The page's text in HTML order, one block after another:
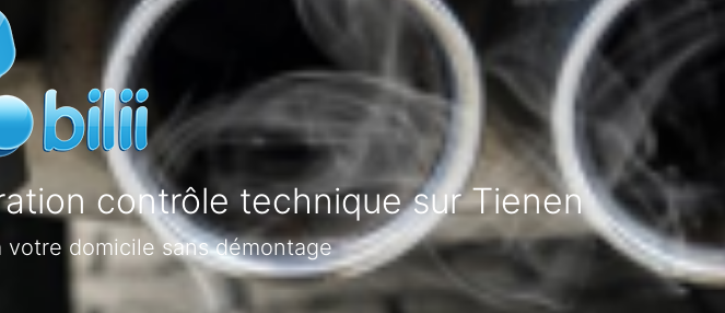
contrôle technique sur Tienen
domicile sans démontage